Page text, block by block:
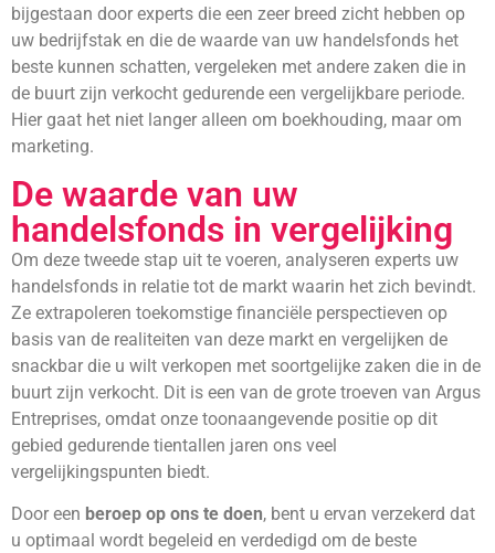
bijgestaan door experts die een zeer breed zicht hebben op
uw bedrijfstak en die de waarde van uw handelsfonds het
beste kunnen schatten, vergeleken met andere zaken die in
de buurt zijn verkocht gedurende een vergelijkbare periode.
Hier gaat het niet langer alleen om boekhouding, maar om
marketing.
De waarde van uw
handelsfonds in vergelijking
Om deze tweede stap uit te voeren, analyseren experts uw
handelsfonds in relatie tot de markt waarin het zich bevindt.
Ze extrapoleren toekomstige financiële perspectieven op
basis van de realiteiten van deze markt en vergelijken de
snackbar die u wilt verkopen met soortgelijke zaken die in de
buurt zijn verkocht. Dit is een van de grote troeven van Argus
Entreprises, omdat onze toonaangevende positie op dit
gebied gedurende tientallen jaren ons veel
vergelijkingspunten biedt.
Door een beroep op ons te doen, bent u ervan verzekerd dat
u optimaal wordt begeleid en verdedigd om de beste